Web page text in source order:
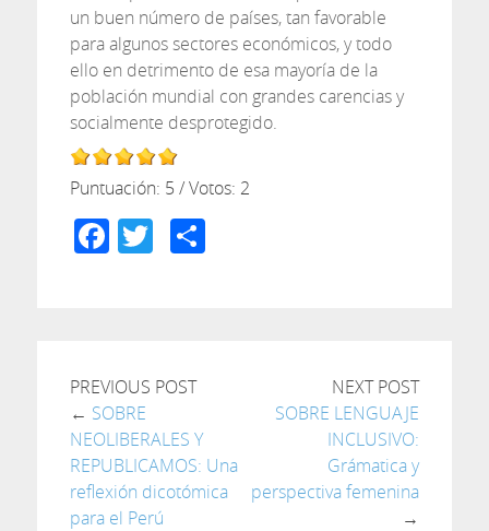
un buen número de países, tan favorable
para algunos sectores económicos, y todo
ello en detrimento de esa mayoría de la
población mundial con grandes carencias y
socialmente desprotegido.
Puntuación: 5 / Votos: 2
Facebook
TwitterCompartir
PREVIOUS POST
← SOBRE
NEOLIBERALES Y
REPUBLICAMOS: Una
reflexión dicotómica
para el Perú
NEXT POST
SOBRE LENGUAJE
INCLUSIVO:
Grámatica y
perspectiva femenina
→